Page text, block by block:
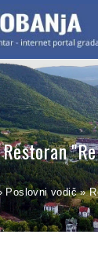
Restoran
Poslovni vodič»